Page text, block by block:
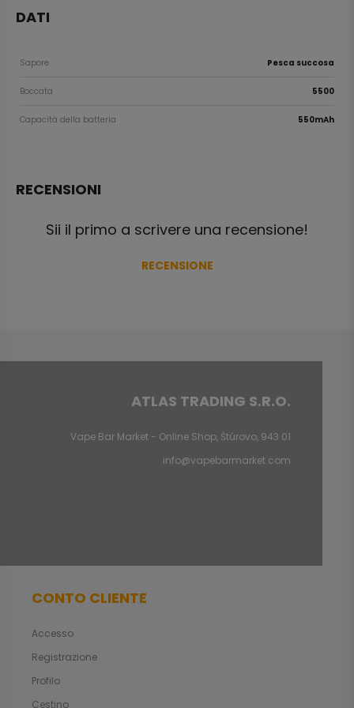
DATI
Sapore Pesca succosa
Boccata 5500
Capacità della batteria 550mAh
RECENSIONI
Sii il primo a scrivere una recensione!
RECENSIONE
ATLAS TRADING S.R.O.
Vape Bar Market - Online Shop, Štúrovo, 943 01
info@vapebarmarket.com
CONTO CLIENTE
Accesso
Registrazione
Profilo
Cestino